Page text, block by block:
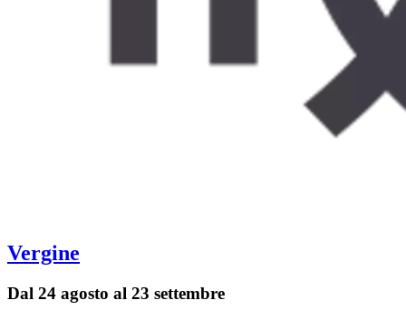
Vergine
Dal 24 agosto al 23 settembre